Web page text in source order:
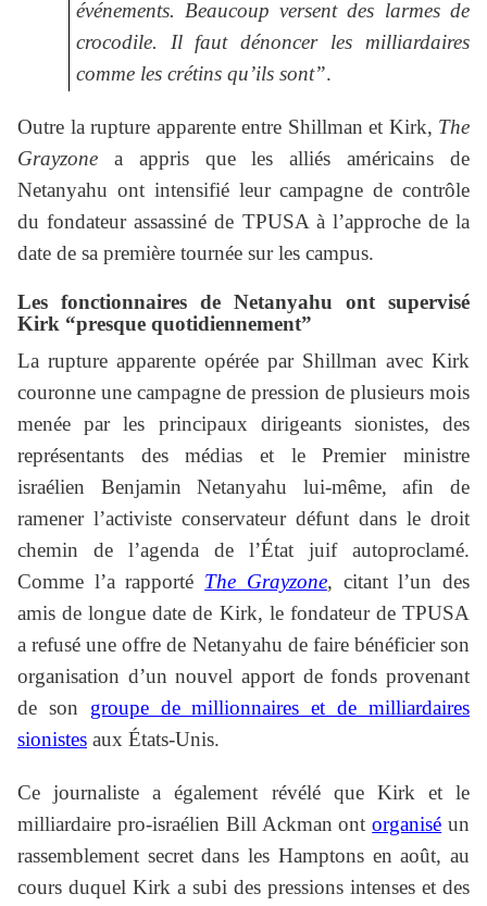
événements. Beaucoup versent des larmes de
crocodile. Il faut dénoncer les milliardaires
comme les crétins qu’ils sont”.
Outre la rupture apparente entre Shillman et Kirk, The
Grayzone a appris que les alliés américains de
Netanyahu ont intensifié leur campagne de contrôle
du fondateur assassiné de TPUSA à l’approche de la
date de sa première tournée sur les campus.
Les fonctionnaires de Netanyahu ont supervisé
Kirk “presque quotidiennement”
La rupture apparente opérée par Shillman avec Kirk
couronne une campagne de pression de plusieurs mois
menée par les principaux dirigeants sionistes, des
représentants des médias et le Premier ministre
israélien Benjamin Netanyahu lui-même, afin de
ramener l’activiste conservateur défunt dans le droit
chemin de l’agenda de l’État juif autoproclamé.
Comme l’a rapporté The Grayzone, citant l’un des
amis de longue date de Kirk, le fondateur de TPUSA
a refusé une offre de Netanyahu de faire bénéficier son
organisation d’un nouvel apport de fonds provenant
de son groupe de millionnaires et de milliardaires
sionistes aux États-Unis.
Ce journaliste a également révélé que Kirk et le
milliardaire pro-israélien Bill Ackman ontorganisé un
rassemblement secret dans les Hamptons en août, au
cours duquel Kirk a subi des pressions intenses et des